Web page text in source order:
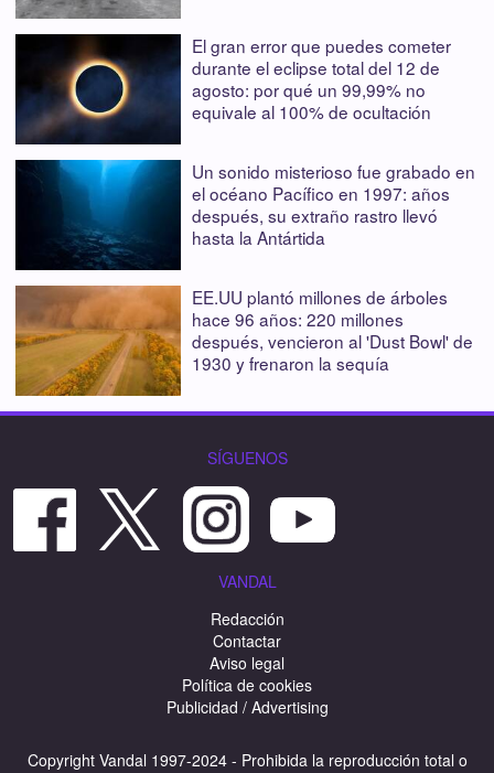
El gran error que puedes cometer
durante el eclipse total del 12 de
agosto: por qué un 99,99% no
equivale al 100% de ocultación
Un sonido misterioso fue grabado en
el océano Pacífico en 1997: años
después, su extraño rastro llevó
hasta la Antártida
EE.UU plantó millones de árboles
hace 96 años: 220 millones
después, vencieron al 'Dust Bowl' de
1930 y frenaron la sequía
SÍGUENOS
VANDAL
Redacción
Contactar
Aviso legal
Política de cookies
Publicidad / Advertising
Copyright Vandal 1997-2024 - Prohibida la reproducción total o